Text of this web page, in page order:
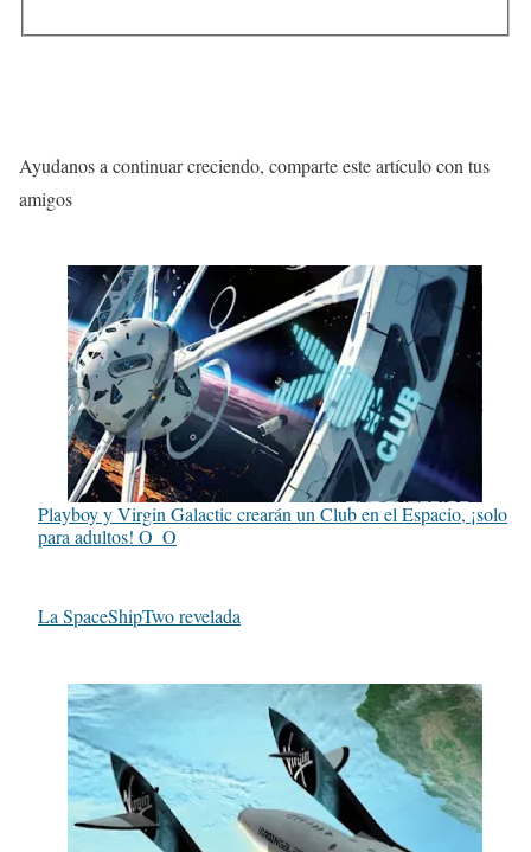
Ayudanos a continuar creciendo, comparte este artículo con tus
amigos
Playboy y Virgin Galactic crearán un Club en el Espacio, ¡solo
para adultos! O_O
La SpaceShipTwo revelada